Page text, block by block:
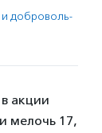
и доброволь­
акции
мелочь 17,